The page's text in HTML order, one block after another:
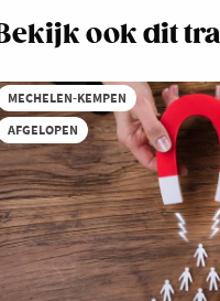
ook dit
MECHELEN-KEMPEN
AFGELOPEN